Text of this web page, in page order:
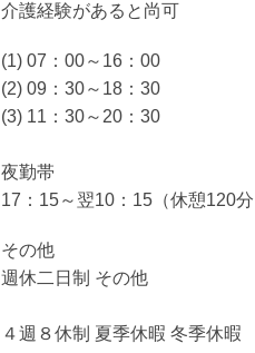
介護経験があると尚可
(1) 07：00～16：00
(2) 09：30～18：30
(3) 11：30～20：30
夜勤帯
17：15～翌10：15（休憩120
その他
週休二日制 その他
４週８休制 夏季休暇 冬季休暇